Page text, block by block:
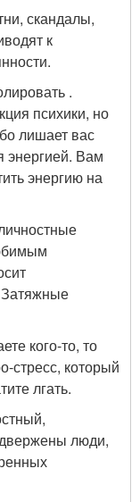
скандалы,
к
.
психики, но
лишает вас
энергией. Вам
энергию на
Затяжные
кого-то, то
стресс, который
лгать.
люди,